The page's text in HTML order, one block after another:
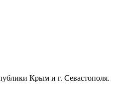
Крым и г. Севастополя.